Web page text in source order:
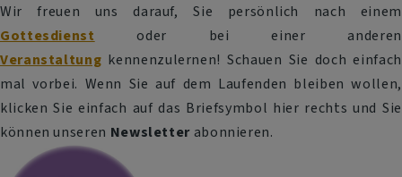
Wir freuen uns darauf, Sie persönlich nach einem
Gottesdienst oder bei einer anderen
Veranstaltung kennenzulernen! Schauen Sie doch einfach
mal vorbei. Wenn Sie auf dem Laufenden bleiben wollen,
klicken Sie einfach auf das Briefsymbol hier rechts und Sie
können unseren Newsletter abonnieren.